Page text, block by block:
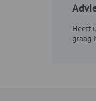
Heeft
graag